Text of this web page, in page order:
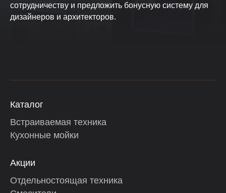
сотрудничеству и предложить бонусную систему для
дизайнеров и архитекторов.
Каталог
Встраиваемая техника
Кухонные мойки
Акции
Отдельностоящая техника